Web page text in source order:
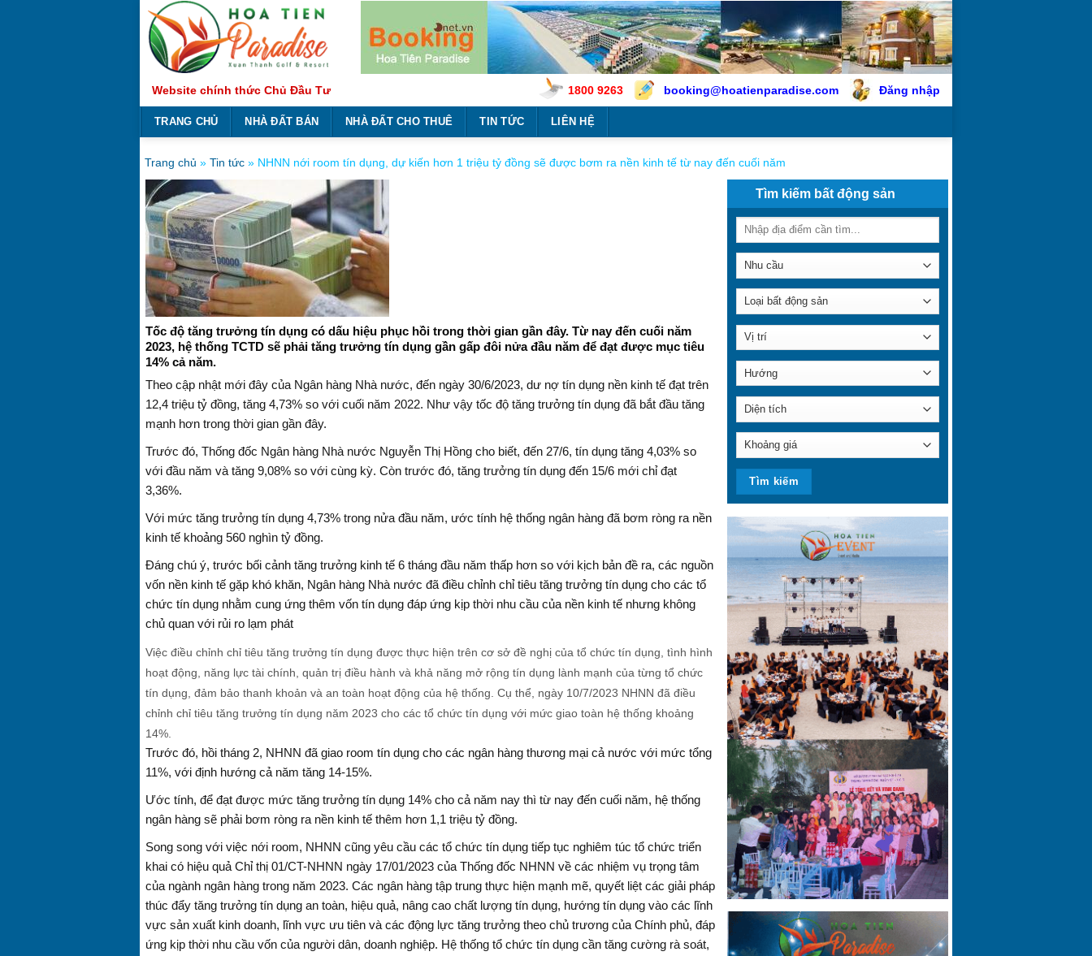
Bỏ
qua
nội
dung
Website chính thức Chủ Đầu Tư 1800 9263 booking@hoatienparadise.com Đăng nhập
TRANG CHỦ NHÀ ĐẤT BÁN NHÀ ĐẤT CHO THUÊ TIN TỨC LIÊN HỆ
Trang chủ » Tin tức » NHNN nới room tín dụng, dự kiến hơn 1 triệu tỷ đồng sẽ được bơm ra nền kinh tế từ nay đến cuối năm
Tốc độ tăng trưởng tín dụng có dấu hiệu phục hồi trong thời gian gần đây. Từ nay đến cuối năm
2023, hệ thống TCTD sẽ phải tăng trưởng tín dụng gần gấp đôi nửa đầu năm để đạt được mục tiêu
14% cả năm.
Theo cập nhật mới đây của Ngân hàng Nhà nước, đến ngày 30/6/2023, dư nợ tín dụng nền kinh tế đạt trên
12,4 triệu tỷ đồng, tăng 4,73% so với cuối năm 2022. Như vậy tốc độ tăng trưởng tín dụng đã bắt đầu tăng
mạnh hơn trong thời gian gần đây.
Trước đó, Thống đốc Ngân hàng Nhà nước Nguyễn Thị Hồng cho biết, đến 27/6, tín dụng tăng 4,03% so
với đầu năm và tăng 9,08% so với cùng kỳ. Còn trước đó, tăng trưởng tín dụng đến 15/6 mới chỉ đạt
3,36%.
Với mức tăng trưởng tín dụng 4,73% trong nửa đầu năm, ước tính hệ thống ngân hàng đã bơm ròng ra nền
kinh tế khoảng 560 nghìn tỷ đồng.
Đáng chú ý, trước bối cảnh tăng trưởng kinh tế 6 tháng đầu năm thấp hơn so với kịch bản đề ra, các nguồn
vốn nền kinh tế gặp khó khăn, Ngân hàng Nhà nước đã điều chỉnh chỉ tiêu tăng trưởng tín dụng cho các tổ
chức tín dụng nhằm cung ứng thêm vốn tín dụng đáp ứng kịp thời nhu cầu của nền kinh tế nhưng không
chủ quan với rủi ro lạm phát
Việc điều chỉnh chỉ tiêu tăng trưởng tín dụng được thực hiện trên cơ sở đề nghị của tổ chức tín dụng, tình hình
hoạt động, năng lực tài chính, quản trị điều hành và khả năng mở rộng tín dụng lành mạnh của từng tổ chức
tín dụng, đảm bảo thanh khoản và an toàn hoạt động của hệ thống. Cụ thể, ngày 10/7/2023 NHNN đã điều
chỉnh chỉ tiêu tăng trưởng tín dụng năm 2023 cho các tổ chức tín dụng với mức giao toàn hệ thống khoảng
14%.
Trước đó, hồi tháng 2, NHNN đã giao room tín dụng cho các ngân hàng thương mại cả nước với mức tổng
11%, với định hướng cả năm tăng 14-15%.
Ước tính, để đạt được mức tăng trưởng tín dụng 14% cho cả năm nay thì từ nay đến cuối năm, hệ thống
ngân hàng sẽ phải bơm ròng ra nền kinh tế thêm hơn 1,1 triệu tỷ đồng.
Song song với việc nới room, NHNN cũng yêu cầu các tổ chức tín dụng tiếp tục nghiêm túc tổ chức triển
khai có hiệu quả Chỉ thị 01/CT-NHNN ngày 17/01/2023 của Thống đốc NHNN về các nhiệm vụ trọng tâm
của ngành ngân hàng trong năm 2023. Các ngân hàng tập trung thực hiện mạnh mẽ, quyết liệt các giải pháp
thúc đẩy tăng trưởng tín dụng an toàn, hiệu quả, nâng cao chất lượng tín dụng, hướng tín dụng vào các lĩnh
vực sản xuất kinh doanh, lĩnh vực ưu tiên và các động lực tăng trưởng theo chủ trương của Chính phủ, đáp
ứng kịp thời nhu cầu vốn của người dân, doanh nghiệp. Hệ thống tổ chức tín dụng cần tăng cường rà soát,
Tìm kiếm bất động sản